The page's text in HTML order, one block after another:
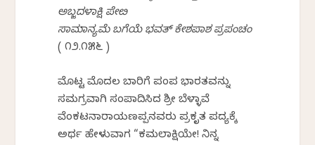
ಅಬ್ಜದಳಾಕ್ಷಿ ಪೇೞ
ಸಾಮಾನ್ಯಮೆ ಬಗೆಯೆ ಭವತ್ ಕೇಶಪಾಶ ಪ್ರಪಂಚಂ
( ೧೨.೧೫೬ )
ಮೊಟ್ಟ ಮೊದಲ ಬಾರಿಗೆ ಪಂಪ ಭಾರತವನ್ನು
ಸಮಗ್ರವಾಗಿ ಸಂಪಾದಿಸಿದ ಶ್ರೀ ಬೆಳ್ಳಾವೆ
ವೆಂಕಟನಾರಾಯಣಪ್ಪನವರು ಪ್ರಕೃತ ಪದ್ಯಕ್ಕೆ
ಅರ್ಥ ಹೇಳುವಾಗ “ಕಮಲಾಕ್ಷಿಯೇ! ನಿನ್ನ